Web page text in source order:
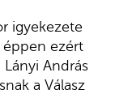
igyekezete
éppen ezért
András
a Válasz